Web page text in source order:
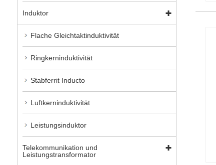
Induktor
Flache Gleichtaktinduktivität
Ringkerninduktivität
Stabferrit Inducto
Luftkerninduktivität
Leistungsinduktor
Telekommunikation und
Leistungstransformator